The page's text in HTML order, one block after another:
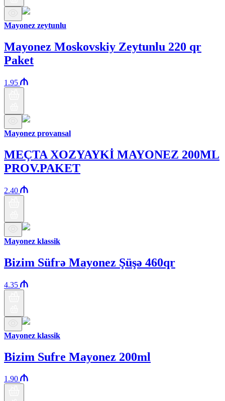
Mayonez zeytunlu
Mayonez Moskovskiy Zeytunlu 220 qr
Paket
1.95
Mayonez provansal
MEÇTA XOZYAYKİ MAYONEZ 200ML
PROV.PAKET
2.40
Mayonez klassik
Bizim Süfrə Mayonez Şüşə 460qr
4.35
Mayonez klassik
Bizim Sufre Mayonez 200ml
1.90